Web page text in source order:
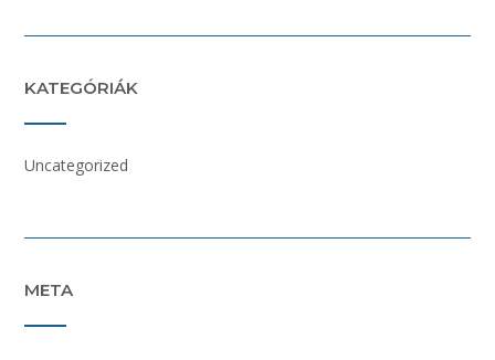
KATEGÓRIÁK
Uncategorized
META